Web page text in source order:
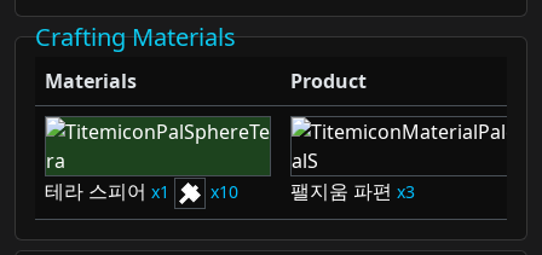
Crafting Materials
Materials Product
테라 스피어 1 10 팰지움 파편 3